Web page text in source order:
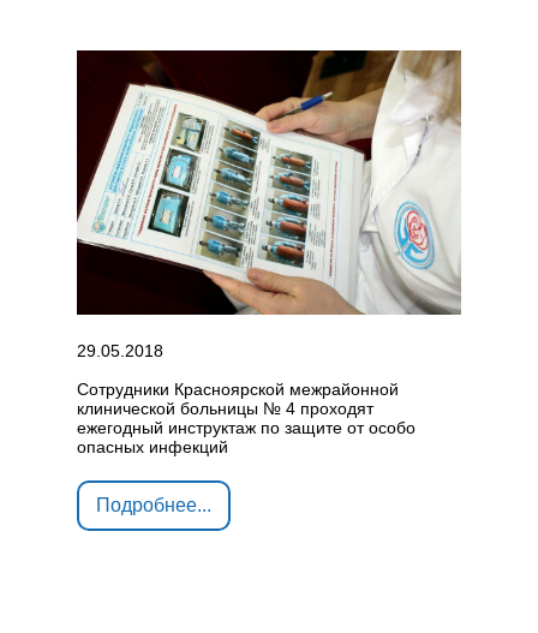
29.05.2018
Сотрудники Красноярской межрайонной
клинической больницы № 4 проходят
ежегодный инструктаж по защите от особо
опасных инфекций
Подробнее...